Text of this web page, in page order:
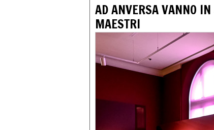
AD ANVERSA VANNO
MAESTRI